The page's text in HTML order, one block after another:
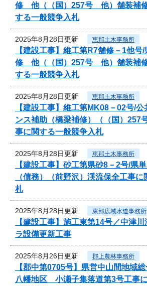
修 他（（国）257号 他）舗装
する一般競争入札
2025年8月28日更新 恵那土木事務所
【建設工事】維工第R7舗修－1他
修 他（（国）257号 他）舗装
する一般競争入札
2025年8月28日更新 恵那土木事務所
【建設工事】維工第MK08－02号/
ンス補助（橋梁補修）（（国）257
事に関する一般競争入札
2025年8月28日更新 恵那土木事務所
【建設工事】砂工第県砂8－2号/県
（債務）（前野沢）渓流保全工事
札
2025年8月28日更新 東部広域水道事務所
【建設工事】施工東第14号／中津
ラ設備更新工事
2025年8月26日更新 郡上農林事務所
【郡中第0705号】県営中山間地域
八幡地区 小瀬子集落道第3号工事